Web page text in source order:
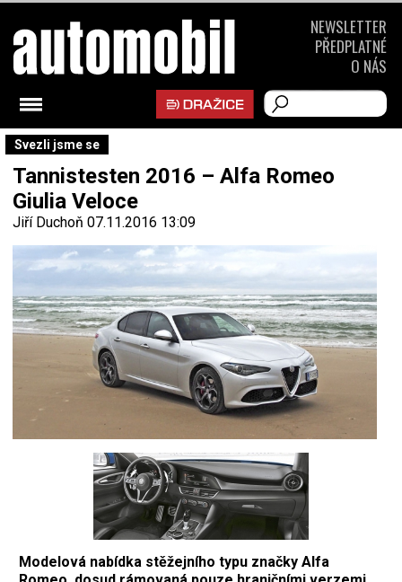
Svezli jsme se
Tannistesten 2016 – Alfa Romeo
Giulia Veloce
Jiří Duchoň 07.11.2016 13:09
Modelová nabídka stěžejního typu značky Alfa
NEWSLETTER
PŘEDPLATNÉ
O NÁS